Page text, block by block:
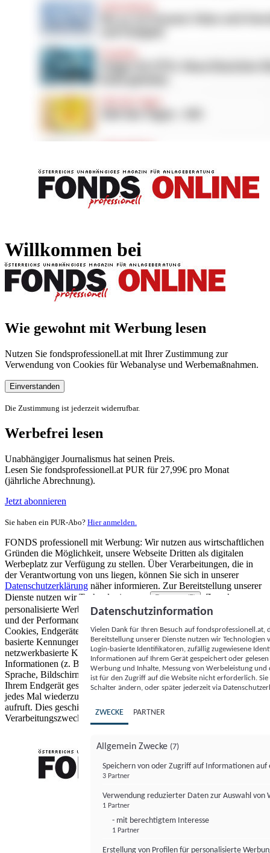
Willkommen bei
Wie gewohnt mit Werbung lesen
Nutzen Sie fondsprofessionell.at mit Ihrer Zustimmung zur
Verwendung von Cookies für Webanalyse und Werbemaßnahmen.
Einverstanden
Die Zustimmung ist jederzeit widerrufbar.
Werbefrei lesen
Unabhängiger Journalismus hat seinen Preis.
Lesen Sie fondsprofessionell.at PUR für 27,99€ pro Monat
(jährliche Abrechnung).
Jetzt abonnieren
Sie haben ein PUR-Abo? Hier anmelden.
FONDS professionell mit Werbung: Wir nutzen aus wirtschaftlichen
Gründen die Möglichkeit, unsere Webseite Dritten als digitalen
Werbeplatz zur Verfügung zu stellen. Über Verarbeitungen, die in
der Verantwortung von uns liegen, können Sie sich in unserer
Datenschutzerklärung näher informieren. Zur Bereitstellung unserer
Dienste nutzen wir Technologien von
Partnern (5)
. Zwecke:
personalisierte Werbung und Inhalte, Messung von Werbeleistung
und der Performance von Inhalten sowie Zielgruppenforschung.
Cookies, Endgeräte- oder ähnliche Online-Kennungen (z. B. login-
basierte Kennungen, zufällig generierte Kennungen,
netzwerkbasierte Kennungen) können zusammen mit anderen
Informationen (z. B. Browsertyp und Browserinformationen,
Sprache, Bildschirmgröße, unterstützte Technologien usw.) auf
Ihrem Endgerät gespeichert oder von dort ausgelesen werden, um es
jedes Mal wiederzuerkennen, wenn es eine App oder einer Webseite
aufruft. Dies geschieht für einen oder mehrere der hier aufgeführten
Verarbeitungszwecke.
Datenschutzinformation
Vielen Dank für Ihren Besuch auf
Bereitstellung unserer Dienste nutzen wir Technologien
Login-basierte Identifikatoren, zufällig zugewiesene
Informationen auf Ihrem Gerät gespeichert oder
Werbung und Inhalte, Messung von Werbeleistung
ist für den Zugriff auf die Website nicht erforderlich.
Schalter ändern, oder später jederzeit via
ZWECKE PARTNER
Allgemein Zwecke (7)
Speichern von oder Zugriff auf Informationen auf
3 Partner
Verwendung reduzierter Daten zur Auswahl von
1 Partner
- mit berechtigtem Interesse
1 Partner
Erstellung von Profilen für personalisierte
FONDS professionell